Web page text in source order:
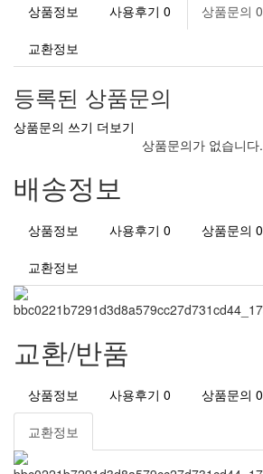
상품정보 사용후기 0 상품문의 0
교환정보
등록된 상품문의
상품문의 쓰기 더보기
상품문의가 없습니다.
배송정보
상품정보 사용후기 0 상품문의 0
교환정보
교환/반품
상품정보 사용후기 0 상품문의 0
교환정보